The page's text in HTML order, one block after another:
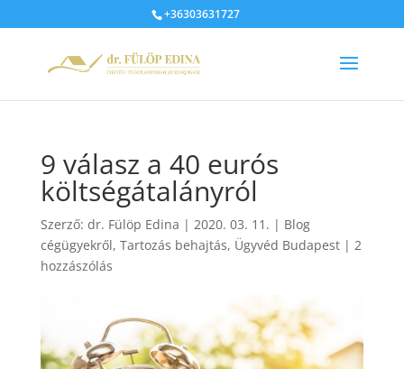
+36303631727
9 válasz a 40 eurós
költségátalányról
Szerző: dr. Fülöp Edina | 2020. 03. 11. | Blog
cégügyekről, Tartozás behajtás, Ügyvéd Budapest| 2
hozzászólás